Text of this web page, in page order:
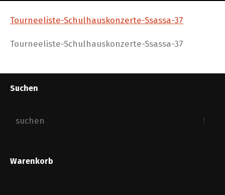
Tourneeliste-Schulhauskonzerte-Ssassa-37
Tourneeliste-Schulhauskonzerte-Ssassa-37
Suchen
Warenkorb